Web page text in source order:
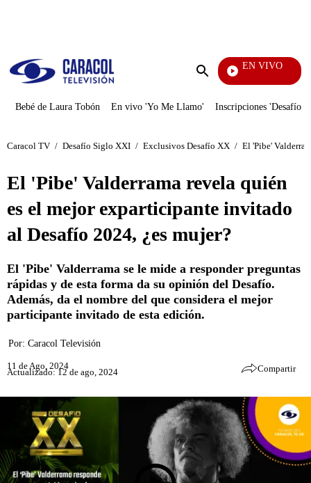
Enviar
EN VIVO
Bebé de Laura Tobón En vivo 'Yo Me Llamo' Inscripciones 'Desafío'
Caracol TV / Desafío Siglo XXI / Exclusivos Desafío XX / El 'Pibe'
El 'Pibe' Valderrama revela quién
es el mejor exparticipante invitado
al Desafío 2024, ¿es mujer?
El 'Pibe' Valderrama se le mide a responder preguntas
rápidas y de esta forma da su opinión del Desafío.
Además, da el nombre del que considera el mejor
participante invitado de esta edición.
Por: Caracol Televisión
11 de Ago, 2024
Actualizado: 12 de ago, 2024 Compartir